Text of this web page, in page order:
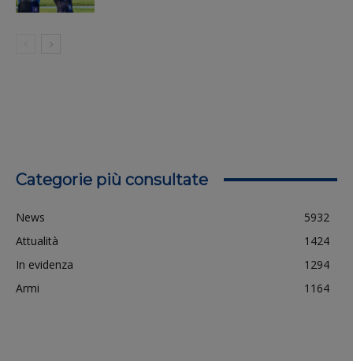
Categorie più consultate
News
5932
Attualità
1424
In evidenza
1294
Armi
1164